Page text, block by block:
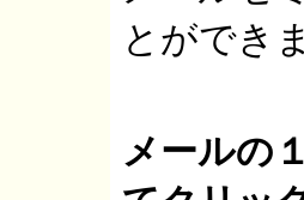
とができ
メールの